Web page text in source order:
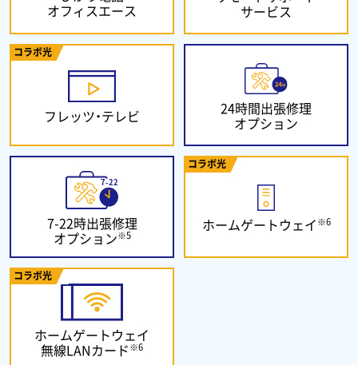
オフィスエース サービス
コラボ光
フレッツ・テレビ 24時間出張修理
オプション
7-22時出張修理
オプション※5
コラボ光
ホームゲートウェイ※6
コラボ光
ホームゲートウェイ
無線LANカード※6